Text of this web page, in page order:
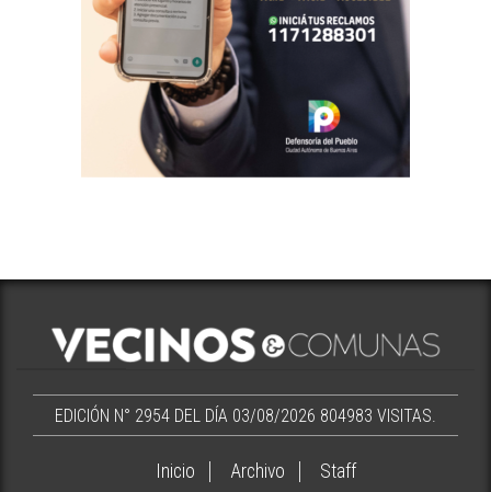
EDICIÓN N° 2954 DEL DÍA 03/08/2026 804983 VISITAS.
Inicio Archivo Staff